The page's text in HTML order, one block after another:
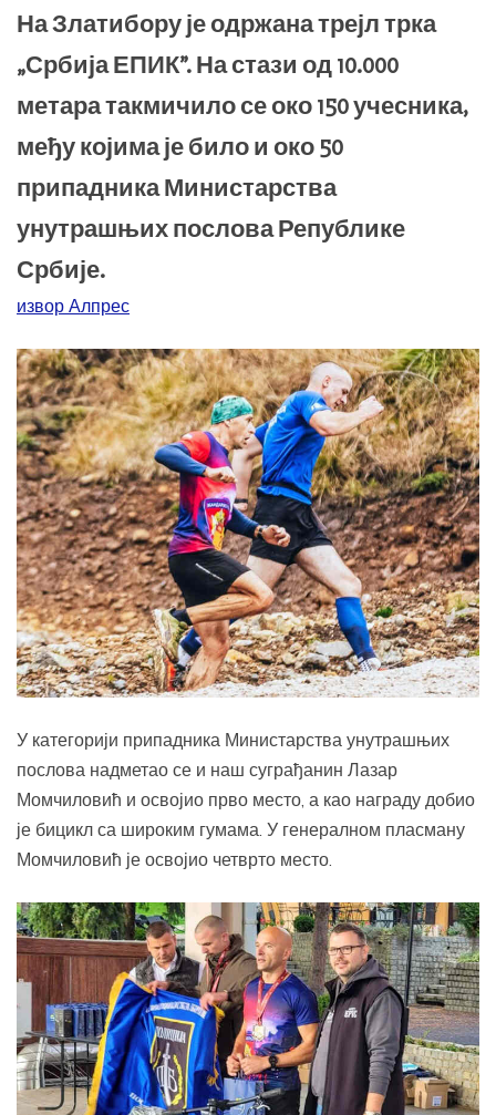
На Златибору је одржана трејл трка
„Србија ЕПИК”. На стази од 10.000
метара такмичило се око 150 учесника,
међу којима је било и око 50
припадника Министарства
унутрашњих послова Републике
Србије.
извор Алпрес
У категорији припадника Министарства унутрашњих
послова надметао се и наш суграђанин Лазар
Момчиловић и освојио прво место, а као награду добио
је бицикл са широким гумама. У генералном пласману
Момчиловић је освојио четврто место.